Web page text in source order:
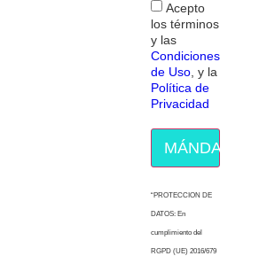
Acepto
los términos
y las
Condiciones
de Uso , y la
Política de
Privacidad
MÁNDAME
“PROTECCION DE
DATOS: En
cumplimiento del
RGPD (UE) 2016/679